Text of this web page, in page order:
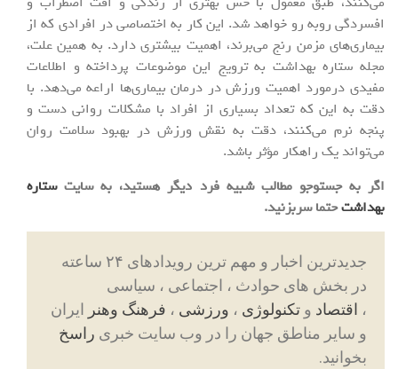
افسردگی روبه رو خواهد شد. این کار به اختصاصی در افرادی که از
بیماری‌های مزمن رنج می‌برند، اهمیت بیشتری دارد. به همین علت،
مجله ستاره بهداشت به ترویج این موضوعات پرداخته و اطلاعات
مفیدی درمورد اهمیت ورزش در درمان بیماری‌ها اراعه می‌دهد. با
دقت به این که تعداد بسیاری از افراد با مشکلات روانی دست و
پنجه نرم می‌کنند، دقت به نقش ورزش در بهبود سلامت روان
می‌تواند یک راهکار مؤثر باشد.
اگر به جستوجو مطالب شبیه فرد دیگر هستید، به سایتستاره
بهداشتحتما سربزنید.
جدیدترین اخبار و مهم ترین رویدادهای ۲۴ ساعته
در بخش های حوادث ، اجتماعی ، سیاسی
، اقتصاد و تکنولوژی ، ورزشی ، فرهنگ وهنر ایران
و سایر مناطق جهان را در وب سایت خبری راسخ
بخوانید.